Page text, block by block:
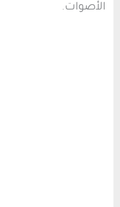
الأصوات.